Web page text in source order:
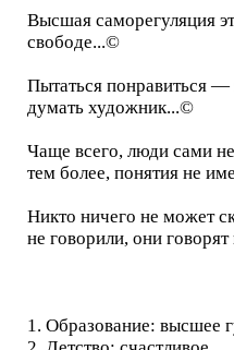
Высшая саморегуляция
свободе...©
Пытаться понравиться
думать художник...©
Чаще всего, люди сами
тем более, понятия не
Никто ничего не может
не говорили, они
1. Образование: высшее